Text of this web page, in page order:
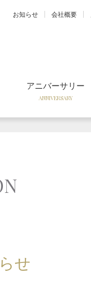
アニバーサリー
ANNIVERSARY
お知らせ 会社概要
せ